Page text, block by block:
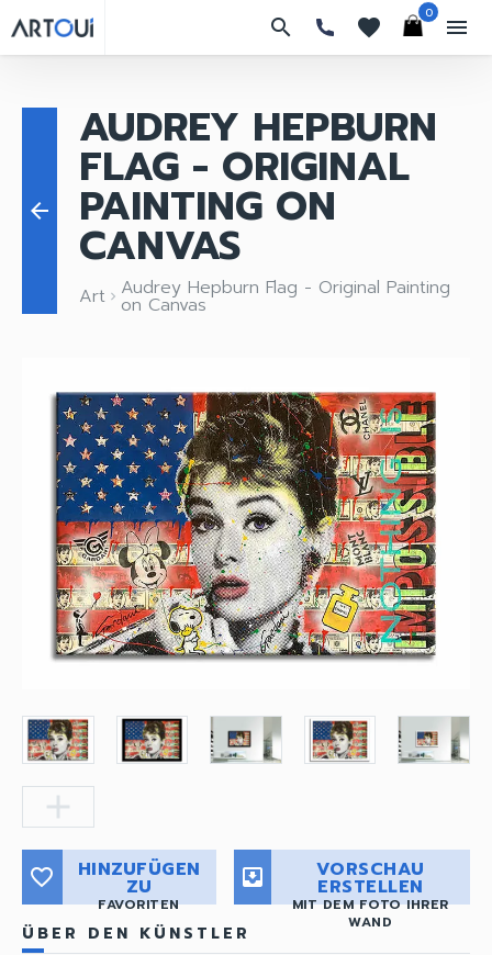
search favorites
0
menu
arrow_back
AUDREY HEPBURN
FLAG - ORIGINAL
PAINTING ON
CANVAS
Art keyboard_arrow_right Audrey Hepburn Flag - Original Painting
on Canvas
add
favorite_border HINZUFÜGEN
ZU
FAVORITEN
move_to_inbox VORSCHAU
ERSTELLEN
MIT DEM FOTO IHRER
WAND
ÜBER DEN KÜNSTLER